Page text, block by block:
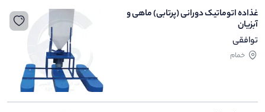
غذاده اتوماتیک دورانی (پرتابی) ماهی و
آبزیان
توافقی
خمام